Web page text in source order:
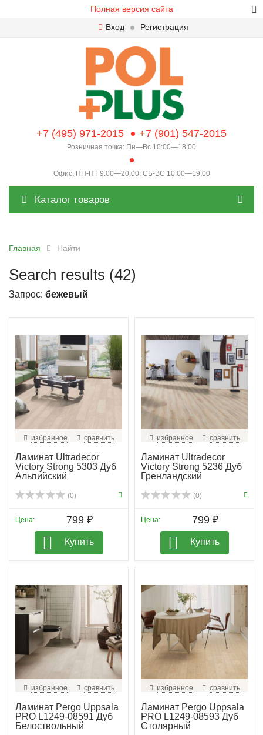
Полная версия сайта
Вход
Регистрация
+7 (495) 971-2015 +7 (901) 547-2015
Розничная точка: Пн—Вс 10:00—18:00
Офис: ПН-ПТ 9.00—20.00, СБ-ВС 10.00—19.00
Каталог товаров
Главная Найти
Search results (42)
Запрос: бежевый
избранное сравнить
Ламинат Ultradecor
Victory Strong 5303 Дуб
Альпийский
(0)
Цена: 799 ₽
Купить
избранное сравнить
Ламинат Ultradecor
Victory Strong 5236 Дуб
Гренландский
(0)
Цена: 799 ₽
Купить
избранное сравнить
Ламинат Pergo Uppsala
PRO L1249-08591 Дуб
Белоствольный
избранное сравнить
Ламинат Pergo Uppsala
PRO L1249-08593 Дуб
Столярный